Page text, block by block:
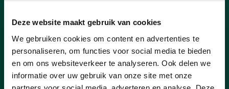
Deze website maakt gebruik van cookies
We gebruiken cookies om content en advertenties te
personaliseren, om functies voor social media te bieden
en om ons websiteverkeer te analyseren. Ook delen we
informatie over uw gebruik van onze site met onze
“De belastingverhoging
komt nu bij de inwoners
thuis aan”
Acht maanden na de goedkeuring van het